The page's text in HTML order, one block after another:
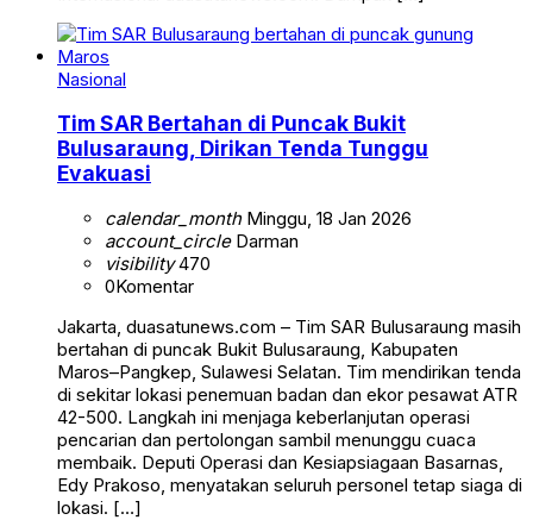
Nasional
Tim SAR Bertahan di Puncak Bukit
Bulusaraung, Dirikan Tenda Tunggu
Evakuasi
calendar_monthMinggu, 18 Jan 2026
account_circleDarman
visibility470
0Komentar
Jakarta, duasatunews.com – Tim SAR Bulusaraung masih
bertahan di puncak Bukit Bulusaraung, Kabupaten
Maros–Pangkep, Sulawesi Selatan. Tim mendirikan tenda
di sekitar lokasi penemuan badan dan ekor pesawat ATR
42-500. Langkah ini menjaga keberlanjutan operasi
pencarian dan pertolongan sambil menunggu cuaca
membaik. Deputi Operasi dan Kesiapsiagaan Basarnas,
Edy Prakoso, menyatakan seluruh personel tetap siaga di
lokasi. […]